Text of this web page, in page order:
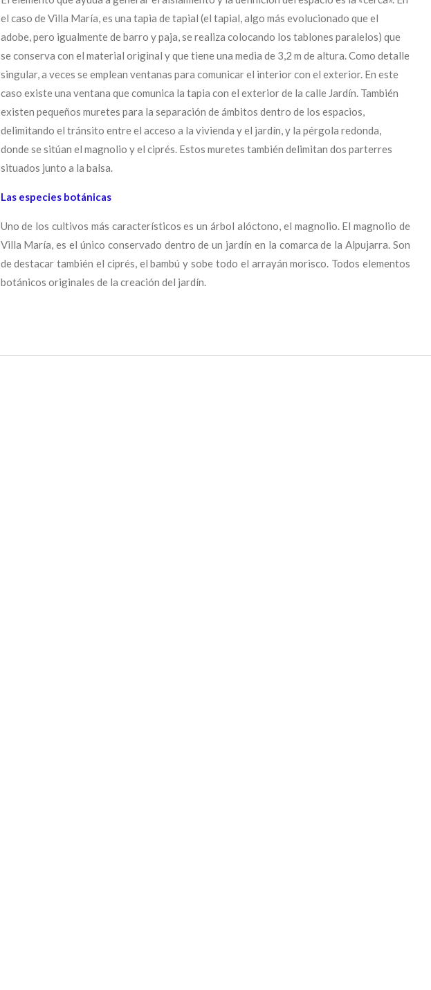
el caso de Villa María, es una tapia de tapial (el tapial, algo más evolucionado que el
adobe, pero igualmente de barro y paja, se realiza colocando los tablones paralelos) que
se conserva con el material original y que tiene una media de 3,2 m de altura. Como detalle
singular, a veces se emplean ventanas para comunicar el interior con el exterior. En este
caso existe una ventana que comunica la tapia con el exterior de la calle Jardín. También
existen pequeños muretes para la separación de ámbitos dentro de los espacios,
delimitando el tránsito entre el acceso a la vivienda y el jardín, y la pérgola redonda,
donde se sitúan el magnolio y el ciprés. Estos muretes también delimitan dos parterres
situados junto a la balsa.
Las especies botánicas
Uno de los cultivos más característicos es un árbol alóctono, el magnolio. El magnolio de
Villa María, es el único conservado dentro de un jardín en la comarca de la Alpujarra. Son
de destacar también el ciprés, el bambú y sobe todo el arrayán morisco. Todos elementos
botánicos originales de la creación del jardín.